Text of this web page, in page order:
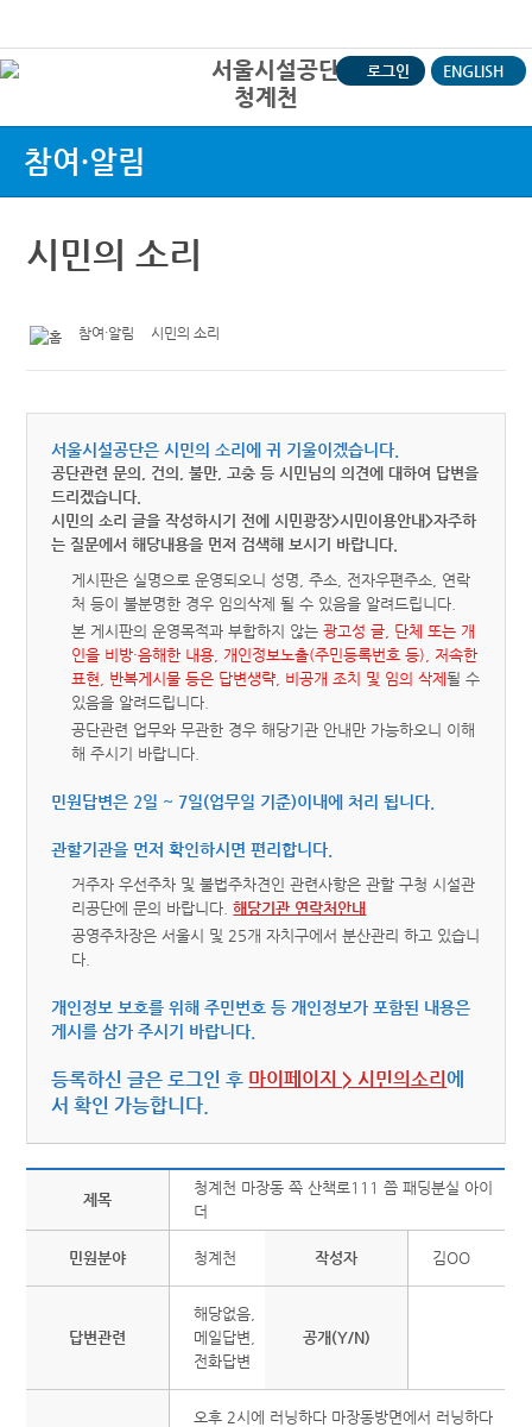
청계천
로그인 ENGLISH
참여·알림
시민의 소리
참여·알림 시민의 소리
서울시설공단은 시민의 소리에 귀 기울이겠습니다.
공단관련 문의, 건의, 불만, 고충 등 시민님의 의견에 대하여 답변을
드리겠습니다.
시민의 소리 글을 작성하시기 전에 시민광장>시민이용안내>자주하
는 질문에서 해당내용을 먼저 검색해 보시기 바랍니다.
게시판은 실명으로 운영되오니 성명, 주소, 전자우편주소, 연락
처 등이 불분명한 경우 임의삭제 될 수 있음을 알려드립니다.
본 게시판의 운영목적과 부합하지 않는광고성 글, 단체 또는 개
인을 비방·음해한 내용, 개인정보노출(주민등록번호 등), 저속한
표현, 반복게시물 등은 답변생략, 비공개 조치 및 임의 삭제될 수
있음을 알려드립니다.
공단관련 업무와 무관한 경우 해당기관 안내만 가능하오니 이해
해 주시기 바랍니다.
민원답변은 2일 ~ 7일(업무일 기준)이내에 처리 됩니다.
관할기관을 먼저 확인하시면 편리합니다.
거주자 우선주차 및 불법주차견인 관련사항은 관할 구청 시설관
리공단에 문의 바랍니다.해당기관 연락처안내
공영주차장은 서울시 및 25개 자치구에서 분산관리 하고 있습니
다.
개인정보 보호를 위해 주민번호 등 개인정보가 포함된 내용은
게시를 삼가 주시기 바랍니다.
등록하신 글은 로그인 후 마이페이지 > 시민의소리에
서 확인 가능합니다.
제목
청계천 마장동 쪽 산책로111 쯤 패딩분실 아이
더
민원분야 청계천 작성자 김OO
답변관련
해당없음,
메일답변,
전화답변
공개(Y/N)
오후 2시에 러닝하다 마장동방면에서 러닝하다